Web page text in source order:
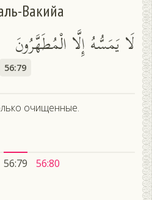
Вакийа
لَا يَمَسُّهُ إِلَّا الْمُطَهَّرُونَ
56:79
очищенные.
56:79 56:80